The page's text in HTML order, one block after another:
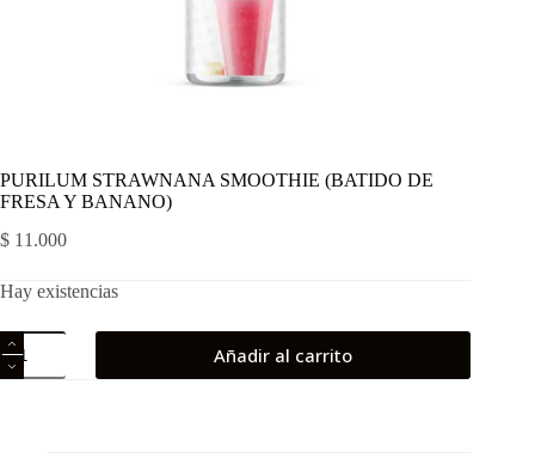
PURILUM STRAWNANA SMOOTHIE (BATIDO DE
FRESA Y BANANO)
$ 11.000
Hay existencias
PURILUM
STRAWNANA
SMOOTHIE
Añadir al carrito